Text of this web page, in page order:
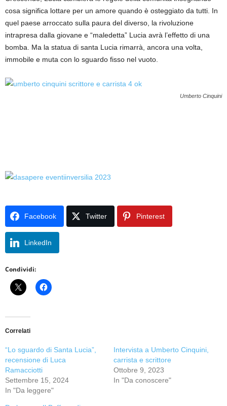
cosa significa lottare per un amore quando è osteggiato da tutti. In
quel paese arroccato sulla paura del diverso, la rivoluzione
intrapresa dalla giovane e “maledetta” Lucia avrà l’effetto di una
bomba. Ma la statua di santa Lucia rimarrà, ancora una volta,
immobile e muta con lo sguardo fisso nel vuoto.
Umberto Cinquini
Facebook Twitter Pinterest
LinkedIn
Condividi:
Correlati
“Lo sguardo di Santa Lucia”,
recensione di Luca
Ramacciotti
Settembre 15, 2024
In "Da leggere"
Intervista a Umberto Cinquini,
carrista e scrittore
Ottobre 9, 2023
In "Da conoscere"